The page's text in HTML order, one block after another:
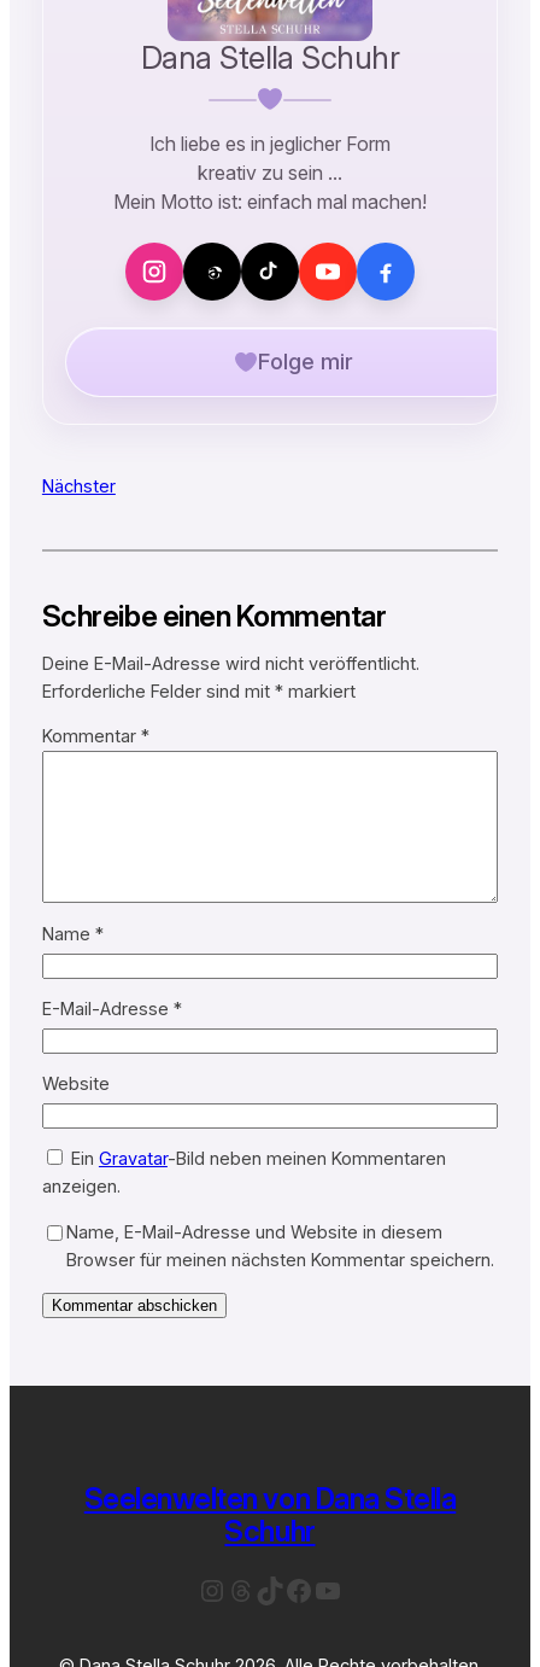
Dana Stella Schuhr
Ich liebe es in jeglicher Form
kreativ zu sein …
Mein Motto ist: einfach mal machen!
Folge mir
Nächster
Schreibe einen Kommentar
Deine E-Mail-Adresse wird nicht veröffentlicht.
Erforderliche Felder sind mit *markiert
Kommentar *
Name *
E-Mail-Adresse *
Website
Ein Gravatar-Bild neben meinen Kommentaren
anzeigen.
Name, E-Mail-Adresse und Website in diesem
Browser für meinen nächsten Kommentar speichern.
Seelenwelten von Dana Stella
Schuhr
Instagram
Threads
TikTok
Facebook
YouTube